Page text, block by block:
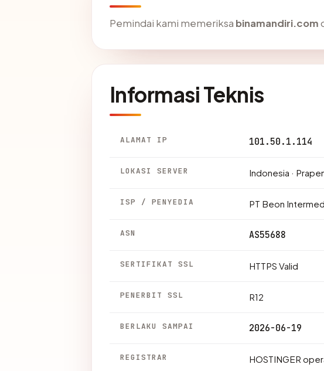
Pemindai kami memeriksa binamandiri.com
Informasi Teknis
ALAMAT IP 101.50.1.114
LOKASI SERVER Indonesia ·
ISP / PENYEDIA PT Beon
ASN AS55688
SERTIFIKAT SSL HTTPS Valid
PENERBIT SSL R12
BERLAKU SAMPAI 2026-06-19
REGISTRAR HOSTINGER